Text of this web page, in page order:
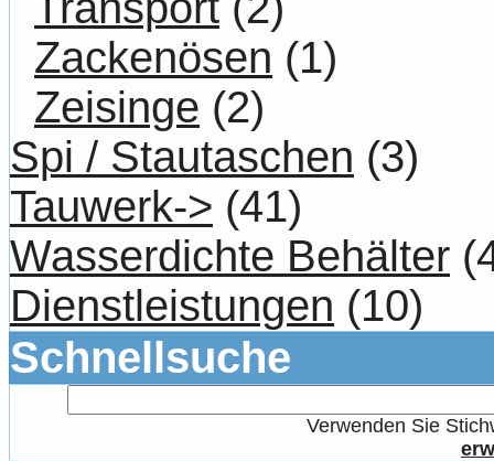
Zackenösen (1)
Zeisinge (2)
Spi / Stautaschen (3)
Tauwerk-> (41)
Wasserdichte Behälter
Dienstleistungen (10)
Schnellsuche
Verwenden Sie